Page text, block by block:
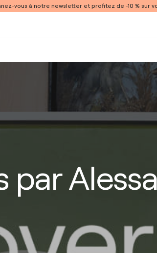
vous à notre newsletter et profitez de -10 % sur
par